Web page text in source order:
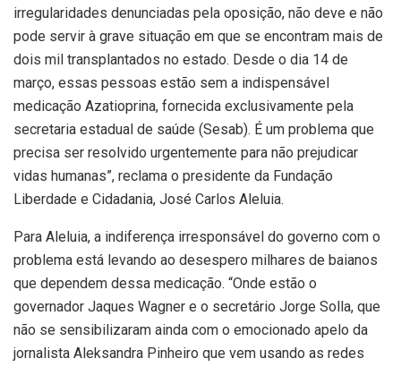
irregularidades denunciadas pela oposição, não deve e não
pode servir à grave situação em que se encontram mais de
dois mil transplantados no estado. Desde o dia 14 de
março, essas pessoas estão sem a indispensável
medicação Azatioprina, fornecida exclusivamente pela
secretaria estadual de saúde (Sesab). É um problema que
precisa ser resolvido urgentemente para não prejudicar
vidas humanas”, reclama o presidente da Fundação
Liberdade e Cidadania, José Carlos Aleluia.
Para Aleluia, a indiferença irresponsável do governo com o
problema está levando ao desespero milhares de baianos
que dependem dessa medicação. “Onde estão o
governador Jaques Wagner e o secretário Jorge Solla, que
não se sensibilizaram ainda com o emocionado apelo da
jornalista Aleksandra Pinheiro que vem usando as redes